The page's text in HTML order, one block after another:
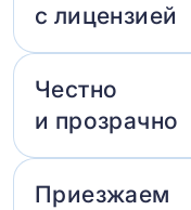
с лицензией
Честно
и прозрачно
Приезжаем